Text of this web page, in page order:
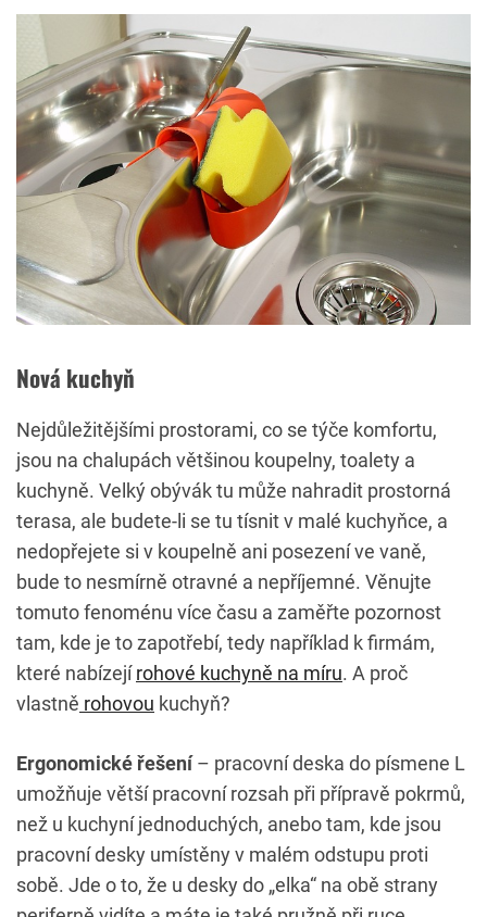
Nová kuchyň
Nejdůležitějšími prostorami, co se týče komfortu,
jsou na chalupách většinou koupelny, toalety a
kuchyně. Velký obývák tu může nahradit prostorná
terasa, ale budete-li se tu tísnit v malé kuchyňce, a
nedopřejete si v koupelně ani posezení ve vaně,
bude to nesmírně otravné a nepříjemné. Věnujte
tomuto fenoménu více času a zaměřte pozornost
tam, kde je to zapotřebí, tedy například k firmám,
které nabízejírohové kuchyně na míru. A proč
vlastně rohovou kuchyň?
Ergonomické řešení– pracovní deska do písmene L
umožňuje větší pracovní rozsah při přípravě pokrmů,
než u kuchyní jednoduchých, anebo tam, kde jsou
pracovní desky umístěny v malém odstupu proti
sobě. Jde o to, že u desky do „elka“ na obě strany